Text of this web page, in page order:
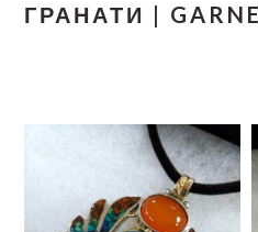
ГРАНАТИ |